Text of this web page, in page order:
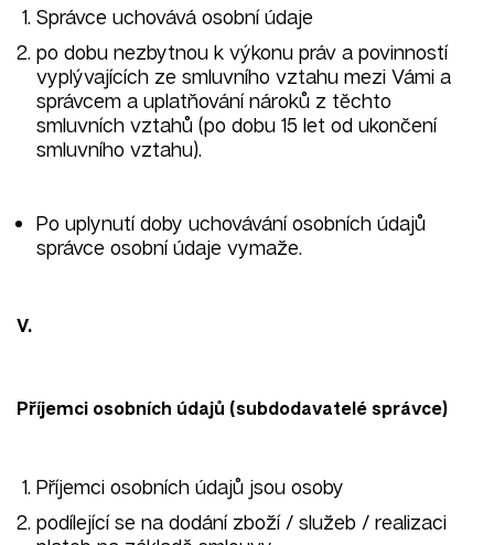
Správce uchovává osobní údaje
po dobu nezbytnou k výkonu práv a povinností
vyplývajících ze smluvního vztahu mezi Vámi a
správcem a uplatňování nároků z těchto
smluvních vztahů (po dobu 15 let od ukončení
smluvního vztahu).
Po uplynutí doby uchovávání osobních údajů
správce osobní údaje vymaže.
V.
Příjemci osobních údajů (subdodavatelé správce)
Příjemci osobních údajů jsou osoby
podílející se na dodání zboží / služeb / realizaci